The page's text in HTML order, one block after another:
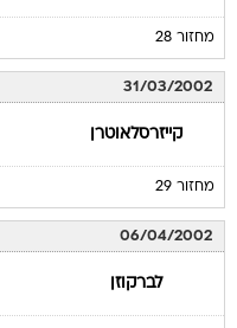
מחזור 28
31/03/2002
קייזרסלאוטרן
מחזור 29
06/04/2002
לברקוזן